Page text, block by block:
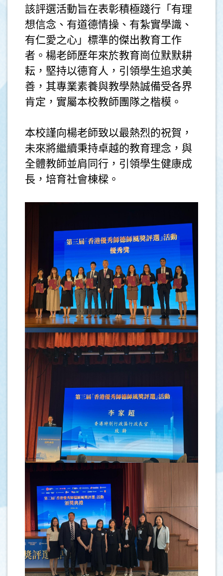
該評選活動旨在表彰積極踐行「有理
想信念、有道德情操、有紮實學識、
有仁愛之心」標準的傑出教育工作
者。楊老師歷年來於教育崗位默默耕
耘，堅持以德育人，引領學生追求美
善，其專業素養與教學熱誠備受各界
肯定，實屬本校教師團隊之楷模。
本校謹向楊老師致以最熱烈的祝賀，
未來將繼續秉持卓越的教育理念，與
全體教師並肩同行，引領學生健康成
長，培育社會棟樑。